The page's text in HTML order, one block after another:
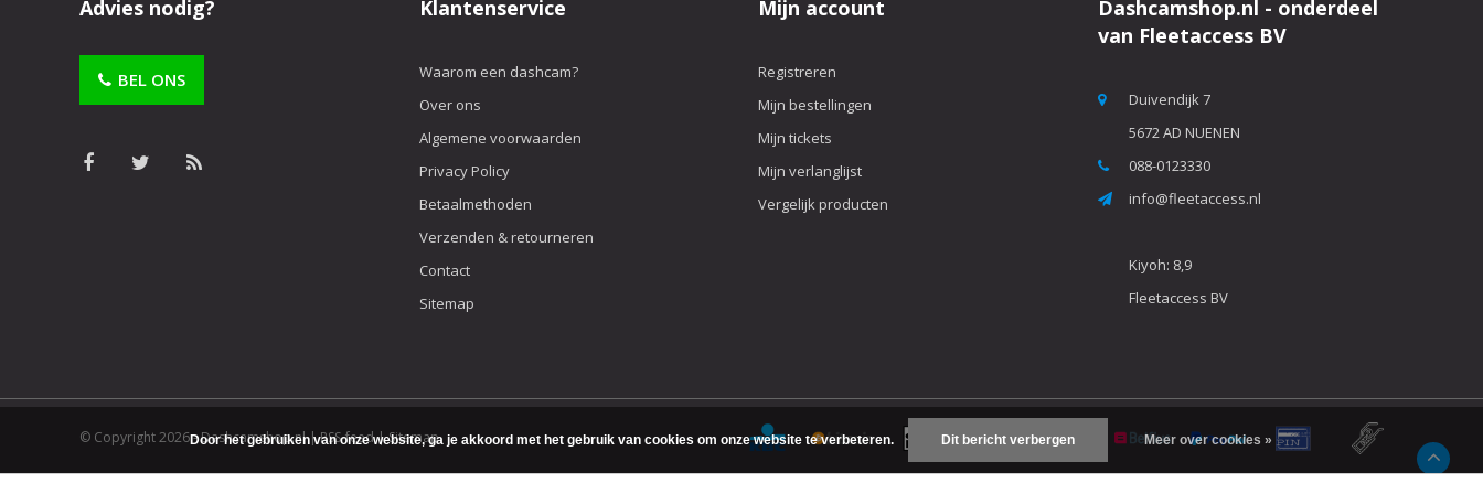
Advies nodig?
BEL ONS
Klantenservice
Waarom een dashcam?
Over ons
Algemene voorwaarden
Privacy Policy
Betaalmethoden
Verzenden & retourneren
Contact
Sitemap
Mijn account
Registreren
Mijn bestellingen
Mijn tickets
Mijn verlanglijst
Vergelijk producten
Dashcamshop.nl - onderdeel
van Fleetaccess BV
Duivendijk 7
5672 AD NUENEN
088-0123330
info@fleetaccess.nl
Kiyoh: 8,9
Fleetaccess BV
© Copyright 2026 -Dashcamshop.nl|RSS-feed|Sitemap
Dashcamshop.nl8,9/10-2120beoordelingen opKiyoh
Door het gebruiken van onze website, ga je akkoord met het gebruik van cookies om onze website te verbeteren. Dit bericht verbergen Meer over cookies »